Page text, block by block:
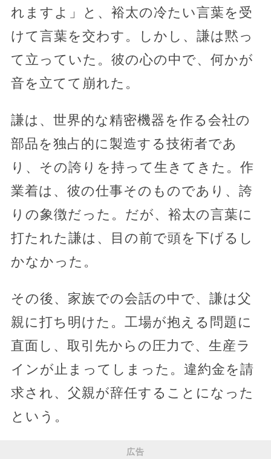
れますよ」と、裕太の冷たい言葉を受
けて言葉を交わす。しかし、謙は黙っ
て立っていた。彼の心の中で、何かが
音を立てて崩れた。
謙は、世界的な精密機器を作る会社の
部品を独占的に製造する技術者であ
り、その誇りを持って生きてきた。作
業着は、彼の仕事そのものであり、誇
りの象徴だった。だが、裕太の言葉に
打たれた謙は、目の前で頭を下げるし
かなかった。
その後、家族での会話の中で、謙は父
親に打ち明けた。工場が抱える問題に
直面し、取引先からの圧力で、生産ラ
インが止まってしまった。違約金を請
求され、父親が辞任することになった
という。
広告